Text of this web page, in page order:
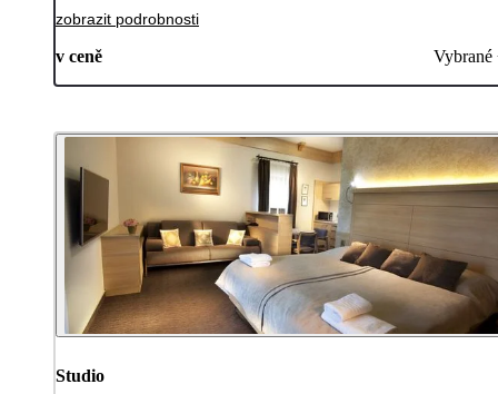
zobrazit podrobnosti
v ceně Vybrané
Studio